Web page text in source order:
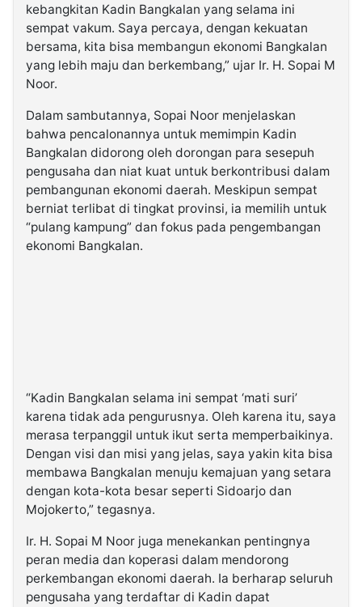
kebangkitan Kadin Bangkalan yang selama ini
sempat vakum. Saya percaya, dengan kekuatan
bersama, kita bisa membangun ekonomi Bangkalan
yang lebih maju dan berkembang,” ujar Ir. H. Sopai M
Noor.
Dalam sambutannya, Sopai Noor menjelaskan
bahwa pencalonannya untuk memimpin Kadin
Bangkalan didorong oleh dorongan para sesepuh
pengusaha dan niat kuat untuk berkontribusi dalam
pembangunan ekonomi daerah. Meskipun sempat
berniat terlibat di tingkat provinsi, ia memilih untuk
“pulang kampung” dan fokus pada pengembangan
ekonomi Bangkalan.
“Kadin Bangkalan selama ini sempat ‘mati suri’
karena tidak ada pengurusnya. Oleh karena itu, saya
merasa terpanggil untuk ikut serta memperbaikinya.
Dengan visi dan misi yang jelas, saya yakin kita bisa
membawa Bangkalan menuju kemajuan yang setara
dengan kota-kota besar seperti Sidoarjo dan
Mojokerto,” tegasnya.
Ir. H. Sopai M Noor juga menekankan pentingnya
peran media dan koperasi dalam mendorong
perkembangan ekonomi daerah. Ia berharap seluruh
pengusaha yang terdaftar di Kadin dapat